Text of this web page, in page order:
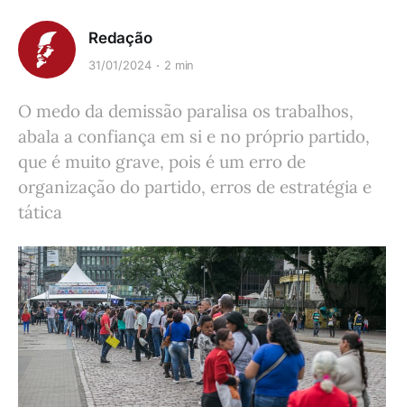
Redação
31/01/2024 2 min
O medo da demissão paralisa os trabalhos,
abala a confiança em si e no próprio partido,
que é muito grave, pois é um erro de
organização do partido, erros de estratégia e
tática